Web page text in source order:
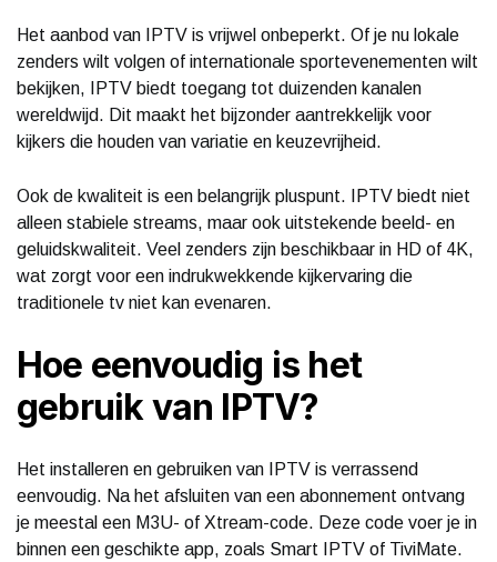
Het aanbod van IPTV is vrijwel onbeperkt. Of je nu lokale
zenders wilt volgen of internationale sportevenementen wilt
bekijken, IPTV biedt toegang tot duizenden kanalen
wereldwijd. Dit maakt het bijzonder aantrekkelijk voor
kijkers die houden van variatie en keuzevrijheid.
Ook de kwaliteit is een belangrijk pluspunt. IPTV biedt niet
alleen stabiele streams, maar ook uitstekende beeld- en
geluidskwaliteit. Veel zenders zijn beschikbaar in HD of 4K,
wat zorgt voor een indrukwekkende kijkervaring die
traditionele tv niet kan evenaren.
Hoe eenvoudig is het
gebruik van IPTV?
Het installeren en gebruiken van IPTV is verrassend
eenvoudig. Na het afsluiten van een abonnement ontvang
je meestal een M3U- of Xtream-code. Deze code voer je in
binnen een geschikte app, zoals Smart IPTV of TiviMate.